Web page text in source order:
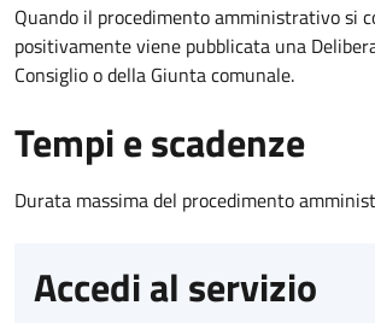
Quando il procedimento amministrativo si
positivamente viene pubblicata una
Consiglio o della Giunta comunale.
Tempi e scadenze
Durata massima del procedimento
Accedi al servizio